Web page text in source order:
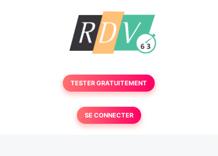
TESTER GRATUITEMENT
SE CONNECTER